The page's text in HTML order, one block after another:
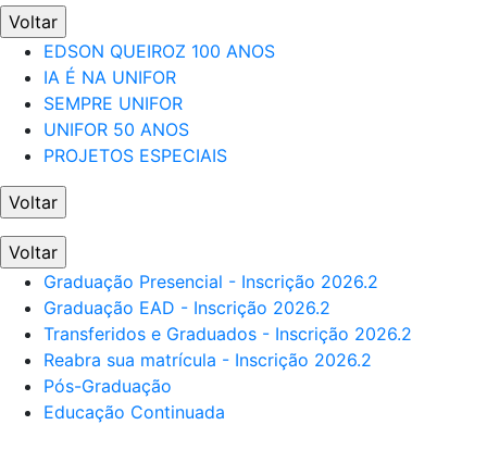
Voltar
EDSON QUEIROZ 100 ANOS
IA É NA UNIFOR
SEMPRE UNIFOR
UNIFOR 50 ANOS
PROJETOS ESPECIAIS
Voltar
Voltar
Graduação Presencial - Inscrição 2026.2
Graduação EAD - Inscrição 2026.2
Transferidos e Graduados - Inscrição 2026.2
Reabra sua matrícula - Inscrição 2026.2
Pós-Graduação
Educação Continuada